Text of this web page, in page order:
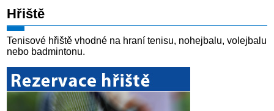
Hřiště
Tenisové hřiště vhodné na hraní tenisu, nohejbalu, volejbalu
nebo badmintonu.